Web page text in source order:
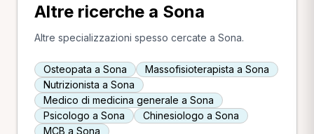
Altre ricerche a Sona
Altre specializzazioni spesso cercate a Sona.
Osteopata a Sona
Massofisioterapista a Sona
Nutrizionista a Sona
Medico di medicina generale a Sona
Psicologo a Sona
Chinesiologo a Sona
MCB a Sona